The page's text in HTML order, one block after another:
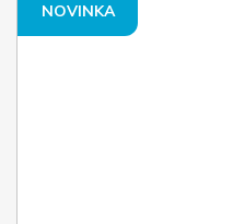
NOVINKA